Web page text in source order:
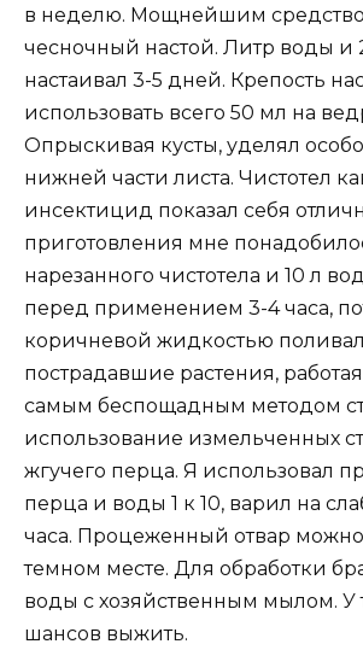
в неделю. Мощнейшим
чесночный настой. Литр воды и
настаивал 3-5 дней. Крепость
использовать всего 50 мл на
Опрыскивая кусты, уделял
нижней части листа. Чистотел
инсектицид показал себя
приготовления мне
нарезанного чистотела и 10 л
перед применением 3-4 часа,
коричневой жидкостью
пострадавшие растения,
самым беспощадным методом
использование измельченных
жгучего перца. Я использовал
перца и воды 1 к 10, варил на
часа. Процеженный отвар можно
темном месте. Для обработки
воды с хозяйственным мылом. У
шансов выжить.